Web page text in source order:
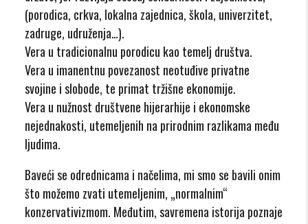
(porodica, crkva, lokalna zajednica, škola, univerzitet,
zadruge, udruženja…).
Vera u tradicionalnu porodicu kao temelj društva.
Vera u imanentnu povezanost neotuđive privatne
svojine i slobode, te primat tržišne ekonomije.
Vera u nužnost društvene hijerarhije i ekonomske
nejednakosti, utemeljenih na prirodnim razlikama među
ljudima.
Baveći se odrednicama i načelima, mi smo se bavili onim
što možemo zvati utemeljenim, „normalnim“
konzervativizmom. Međutim, savremena istorija poznaje